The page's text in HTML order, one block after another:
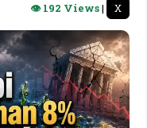
👁 192 Views| X